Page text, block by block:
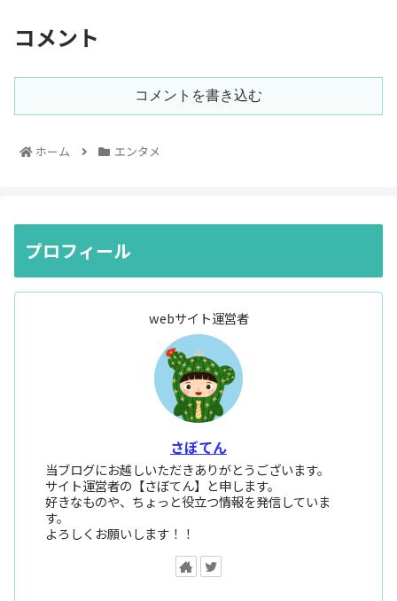
コメント
コメントを書き込む
ホーム エンタメ
プロフィール
webサイト運営者
さぼてん
当ブログにお越しいただきありがとうございます。
サイト運営者の【さぼてん】と申します。
好きなものや、ちょっと役立つ情報を発信していま
す。
よろしくお願いします！！